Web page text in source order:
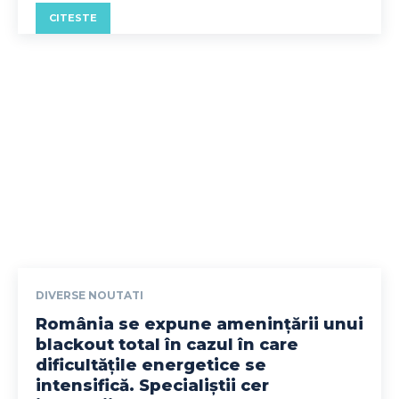
CITESTE
DIVERSE NOUTATI
România se expune amenințării unui
blackout total în cazul în care
dificultățile energetice se
intensifică. Specialiștii cer